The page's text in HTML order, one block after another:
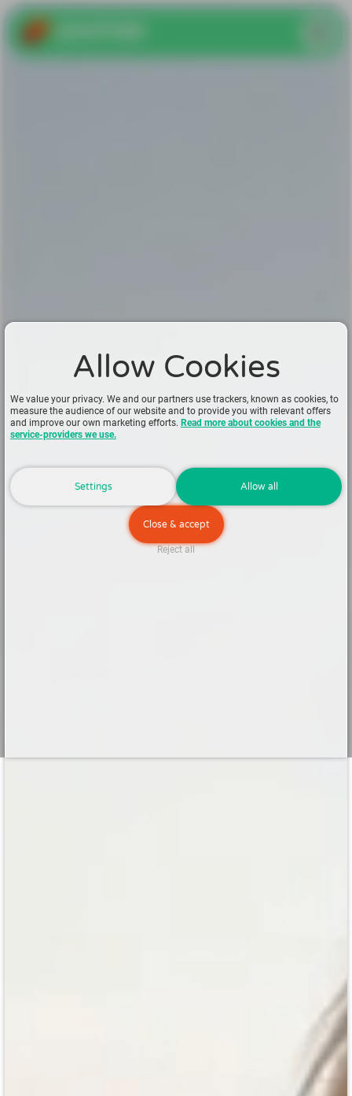
Allow Cookies
We value your privacy. We and our partners use trackers, known as cookies, to
measure the audience of our website and to provide you with relevant offers
and improve our own marketing efforts. Read more about cookies and the
service-providers we use.
Close & accept
Reject all
Settings Allow all